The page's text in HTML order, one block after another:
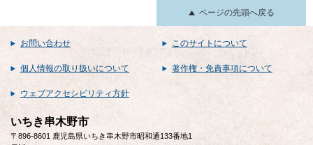
ページの先頭へ戻る
お問い合わせ このサイトについて
個人情報の取り扱いについて 著作権・免責事項について
ウェブアクセシビリティ方針
いちき串木野市
〒896-8601 鹿児島県いちき串木野市昭和通133番地1